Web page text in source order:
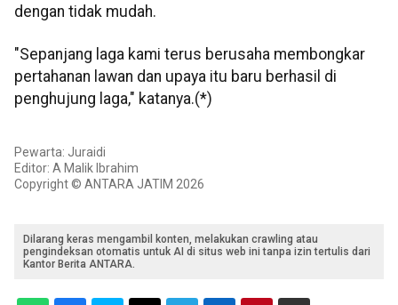
dengan tidak mudah.
"Sepanjang laga kami terus berusaha membongkar
pertahanan lawan dan upaya itu baru berhasil di
penghujung laga," katanya.(*)
Pewarta: Juraidi
Editor: A Malik Ibrahim
Copyright © ANTARA JATIM 2026
Dilarang keras mengambil konten, melakukan crawling atau
pengindeksan otomatis untuk AI di situs web ini tanpa izin tertulis dari
Kantor Berita ANTARA.